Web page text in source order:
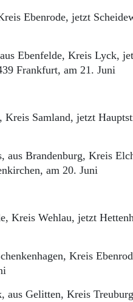
Ebenrode, jetzt
Ebenfelde, Kreis Lyck,
Frankfurt, am 21. Juni
Kreis Samland, jetzt
aus Brandenburg, Kreis
am 20. Juni
Kreis Wehlau, jetzt
Kreis
aus Gelitten, Kreis